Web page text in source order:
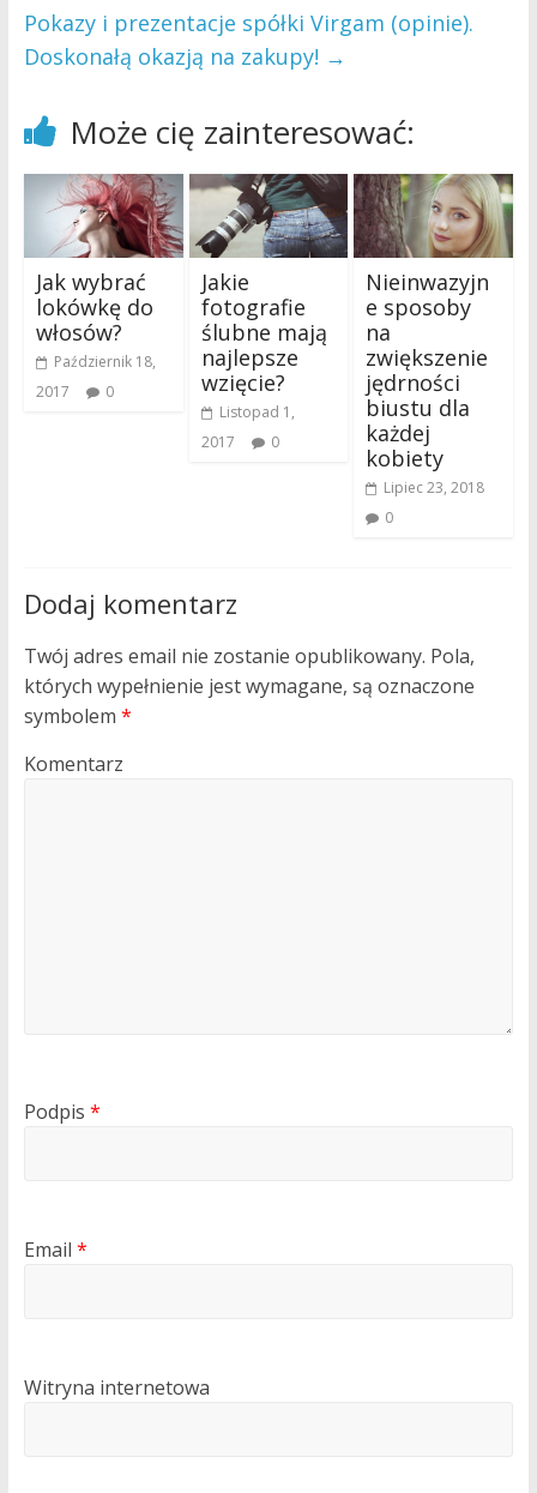
Pokazy i prezentacje spółki Virgam (opinie).
Doskonałą okazją na zakupy! →
Może cię zainteresować:
Jak wybrać
lokówkę do
włosów?
Październik 18,
2017
0
Jakie
fotografie
ślubne mają
najlepsze
wzięcie?
Listopad 1,
2017
0
Nieinwazyjn
e sposoby
na
zwiększenie
jędrności
biustu dla
każdej
kobiety
Lipiec 23, 2018
0
Dodaj komentarz
Twój adres email nie zostanie opublikowany. Pola,
których wypełnienie jest wymagane, są oznaczone
symbolem *
Komentarz
Podpis *
Email *
Witryna internetowa